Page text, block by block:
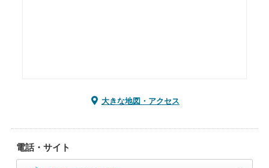
大きな地図・アクセス
電話・サイト